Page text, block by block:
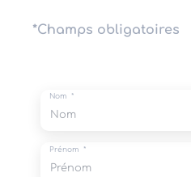
*Champs obligatoires
Nom
Prénom